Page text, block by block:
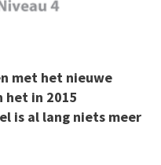
met het nieuwe
het in 2015
is al lang niets meer